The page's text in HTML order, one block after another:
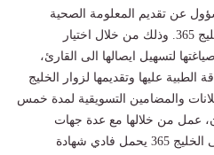
المسؤول عن تقديم المعلومة الصحية
الموثوقة والمبسطة لمتصفحي الخليج 365. وذلك من خلال اختيار
لتسهيل ايصالها الى القارئ،
عليها وتقديمها لزوار الخليج
والمضامين التسويقية لمدة خمس
عمل من خلالها مع عدة جهات
ومنظمات صحية. قبل الانضمام الى الخليج 365 يحمل فادي شهادة